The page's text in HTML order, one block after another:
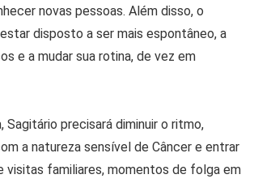
novas pessoas. Além disso, o
disposto a ser mais espontâneo, a
e a mudar sua rotina, de vez em
Sagitário precisará diminuir o ritmo,
a natureza sensível de Câncer e entrar
visitas familiares, momentos de folga em